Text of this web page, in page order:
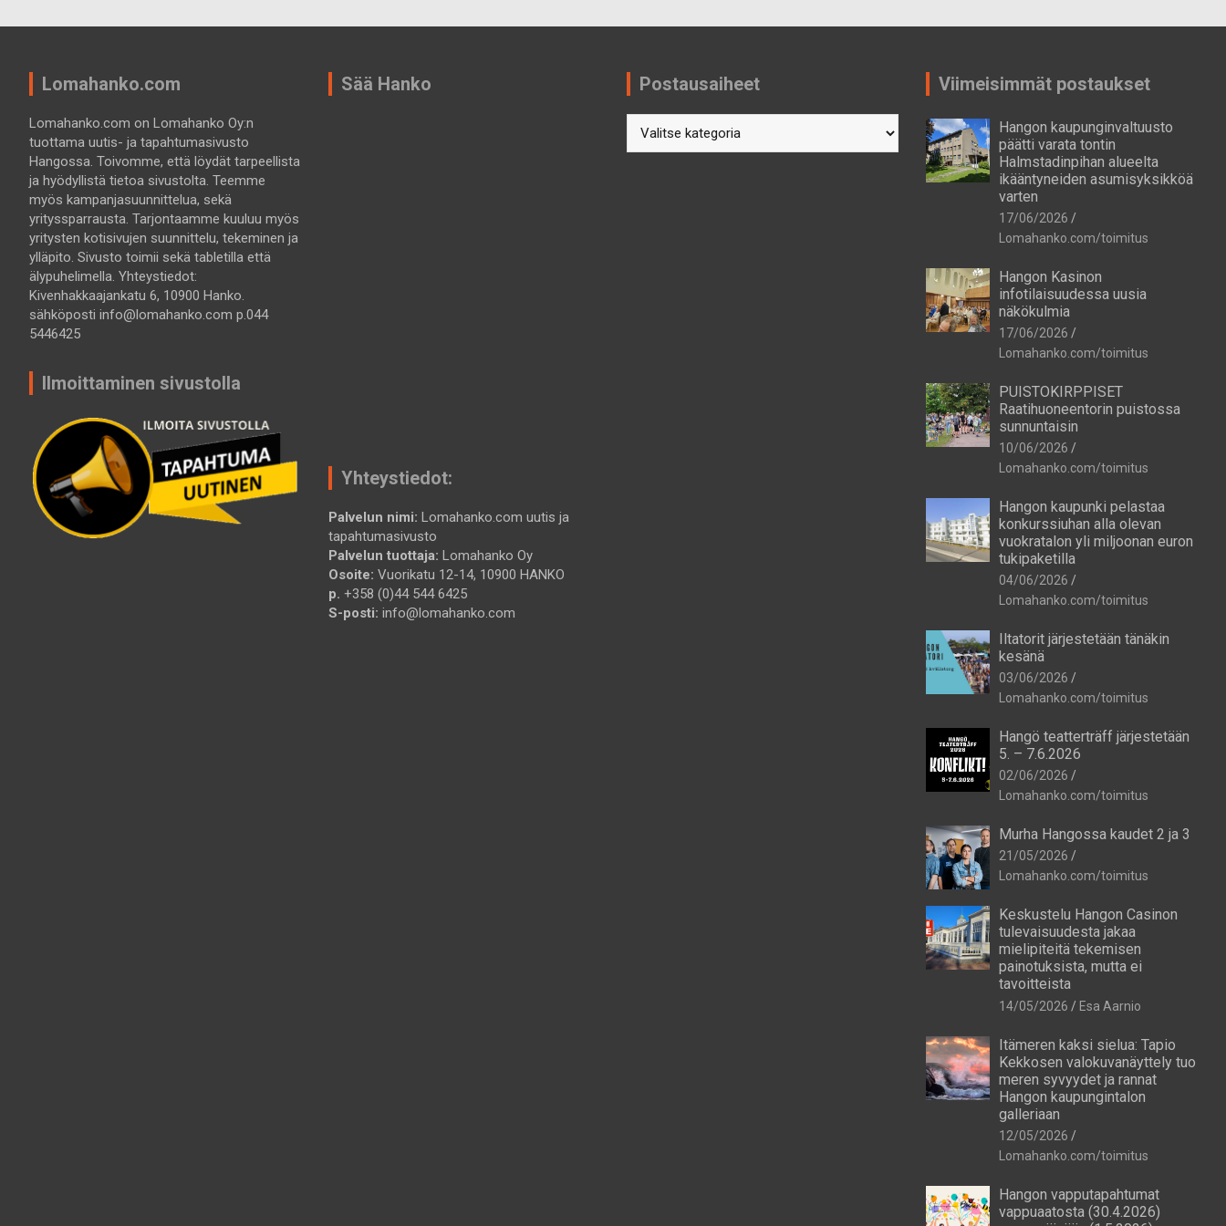
Lomahanko.com
Lomahanko.com on Lomahanko Oy:n
tuottama uutis- ja tapahtumasivusto
Hangossa. Toivomme, että löydät tarpeellista
ja hyödyllistä tietoa sivustolta. Teemme
myös kampanjasuunnittelua, sekä
yrityssparrausta. Tarjontaamme kuuluu myös
yritysten kotisivujen suunnittelu, tekeminen ja
ylläpito. Sivusto toimii sekä tabletilla että
älypuhelimella. Yhteystiedot:
Kivenhakkaajankatu 6, 10900 Hanko.
sähköposti info@lomahanko.com p.044
5446425
Ilmoittaminen sivustolla
Sää Hanko
Yhteystiedot:
Palvelun nimi: Lomahanko.com uutis ja
tapahtumasivusto
Palvelun tuottaja: Lomahanko Oy
Osoite: Vuorikatu 12-14, 10900 HANKO
p. +358 (0)44 544 6425
S-posti: info@lomahanko.com
Postausaiheet Viimeisimmät postaukset
Hangon kaupunginvaltuusto
päätti varata tontin
Halmstadinpihan alueelta
ikääntyneiden asumisyksikköä
varten
17/06/2026
Lomahanko.com/toimitus
Hangon Kasinon
infotilaisuudessa uusia
näkökulmia
17/06/2026
Lomahanko.com/toimitus
PUISTOKIRPPISET
Raatihuoneentorin puistossa
sunnuntaisin
10/06/2026
Lomahanko.com/toimitus
Hangon kaupunki pelastaa
konkurssiuhan alla olevan
vuokratalon yli miljoonan euron
tukipaketilla
04/06/2026
Lomahanko.com/toimitus
Iltatorit järjestetään tänäkin
kesänä
03/06/2026
Lomahanko.com/toimitus
Hangö teatterträff järjestetään
5. – 7.6.2026
02/06/2026
Lomahanko.com/toimitus
Murha Hangossa kaudet 2 ja 3
21/05/2026
Lomahanko.com/toimitus
Keskustelu Hangon Casinon
tulevaisuudesta jakaa
mielipiteitä tekemisen
painotuksista, mutta ei
tavoitteista
14/05/2026 Esa Aarnio
Itämeren kaksi sielua: Tapio
Kekkosen valokuvanäyttely tuo
meren syvyydet ja rannat
Hangon kaupungintalon
galleriaan
12/05/2026
Lomahanko.com/toimitus
Hangon vapputapahtumat
vappuaatosta (30.4.2026)